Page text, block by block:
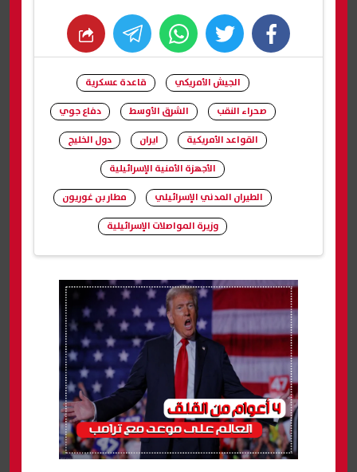
facebook
twitter
whats
الجيش الأمريكي
قاعدة عسكرية
صحراء النقب
الشرق الأوسط
دفاع جوي
القواعد الأمريكية
ايران
دول الخليج
الأجهزة الأمنية الإسرائيلية
الطيران المدني الإسرائيلي
مطار بن غوريون
وزيرة المواصلات الإسرائيلية